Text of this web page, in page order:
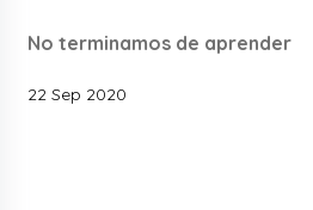
No terminamos de aprender
22 Sep 2020